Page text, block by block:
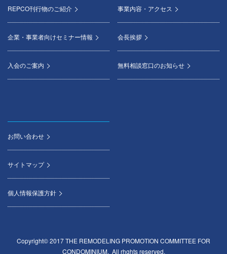
REPCO刊行物のご紹介
企業・事業者向けセミナー情報
入会のご案内
事業内容・アクセス
会長挨拶
無料相談窓口のお知らせ
お問い合わせ
サイトマップ
個人情報保護方針
Copyright© 2017 THE REMODELING PROMOTION COMMITTEE FOR
CONDOMINIUM, All rhghts reserved.